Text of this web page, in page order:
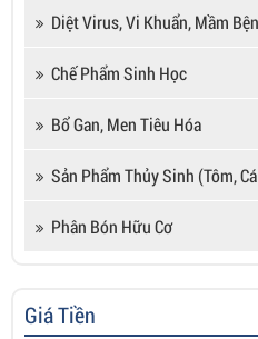
Diệt Virus, Vi Khuẩn, Mầm
Chế Phẩm Sinh Học
Bổ Gan, Men Tiêu Hóa
Sản Phẩm Thủy Sinh (tôm,
Phân Bón Hữu Cơ
Giá Tiền